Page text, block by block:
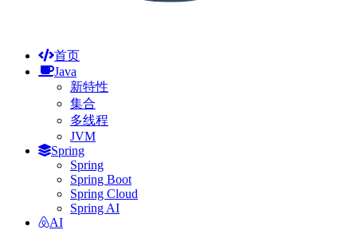
首页
Java
新特性
集合
多线程
JVM
Spring
Spring
Spring Boot
Spring Cloud
Spring AI
AI